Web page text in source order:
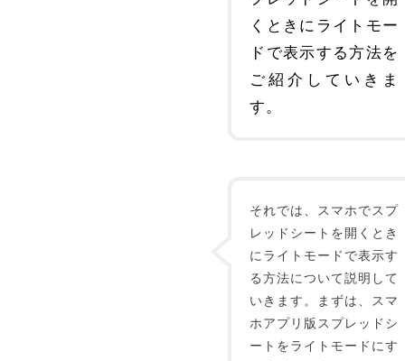
くときにライトモー
ドで表示する方法を
ご紹介していきま
す。
それでは、スマホでスプ
レッドシートを開くとき
にライトモードで表示す
る方法について説明して
いきます。まずは、スマ
ホアプリ版スプレッドシ
ートをライトモードにす